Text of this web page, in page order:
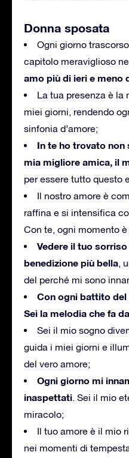
Donna sposata
Ogni giorno
capitolo meraviglioso
amo più di ieri e meno
La tua presenza è la
miei giorni, rendendo
sinfonia d’amore;
In te ho trovato
mia migliore amica, il
per essere tutto questo
Il nostro amore è
raffina e si intensifica
Con te, ogni momento
Vedere il tuo
benedizione più bella,
del perché mi sono
Con ogni battito
Sei la melodia che fa
Sei il mio sogno
guida i miei giorni e
del vero amore;
Ogni giorno mi
inaspettati. Sei il mio
miracolo;
Il tuo amore è il mio
nei momenti di